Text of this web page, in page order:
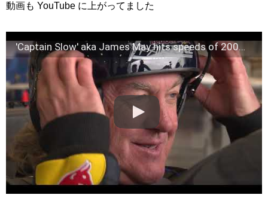
動画も YouTube に上がってました
'Captain Slow' aka James May hits speeds of 200mph at Red Bull Air Race.